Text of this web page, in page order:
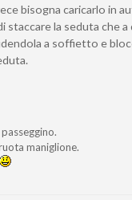
bisogna caricarlo in
staccare la seduta che a
a soffietto e
maniglione.